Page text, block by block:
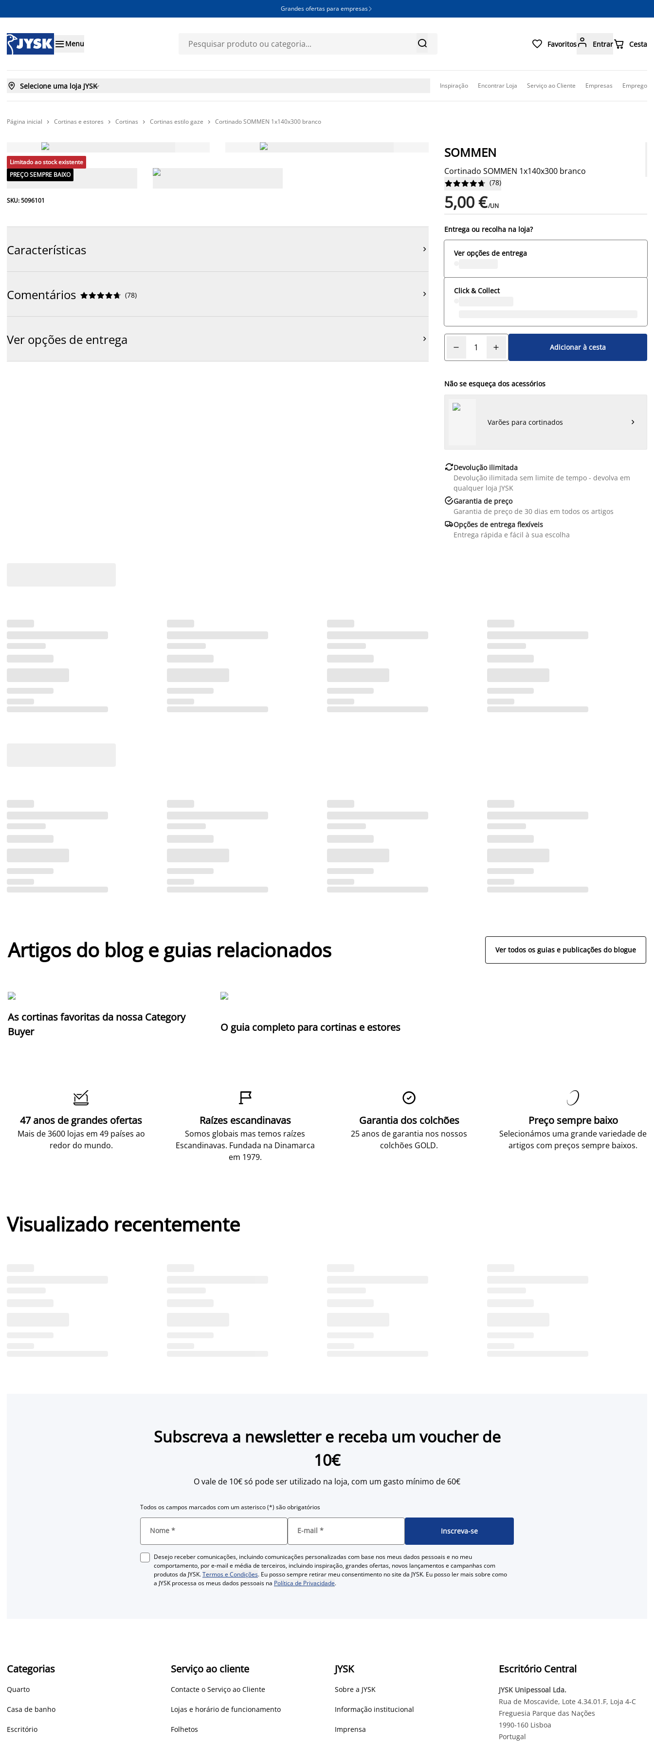
Grandes ofertas para empresas 
Menu   Favoritos Entrar Cesta
 Selecione uma loja JYSK Inspiração Encontrar Loja Serviço ao Cliente Empresas Emprego
Página inicial  Cortinas e estores  Cortinas  Cortinas estilo gaze  Cortinado SOMMEN 1x140x300 branco
Limitado ao stock existente
PREÇO SEMPRE BAIXO
SKU: 5096101
Características 
Comentários 




 (78) 
Ver opções de entrega 
SOMMEN
Cortinado SOMMEN 1x140x300 branco





 (78)
5,00 €/UN
Entrega ou recolha na loja?
Ver opções de entrega
Click & Collect
Adicionar à cesta
Não se esqueça dos acessórios
Varões para cortinados 
Devolução ilimitada
Devolução ilimitada sem limite de tempo - devolva em
qualquer loja JYSK
Garantia de preço
Garantia de preço de 30 dias em todos os artigos
Opções de entrega flexíveis
Entrega rápida e fácil à sua escolha
Artigos do blog e guias relacionados Ver todos os guias e publicações do blogue
As cortinas favoritas da nossa Category
Buyer
O guia completo para cortinas e estores

47 anos de grandes ofertas
Mais de 3600 lojas em 49 países ao
redor do mundo.

Raízes escandinavas
Somos globais mas temos raízes
Escandinavas. Fundada na Dinamarca
em 1979.

Garantia dos colchões
25 anos de garantia nos nossos
colchões GOLD.

Preço sempre baixo
Selecionámos uma grande variedade de
artigos com preços sempre baixos.
Visualizado recentemente
Subscreva a newsletter e receba um voucher de
10€
O vale de 10€ só pode ser utilizado na loja, com um gasto mínimo de 60€
Todos os campos marcados com um asterisco (*) são obrigatórios
Nome * E-mail * Inscreva-se
Desejo receber comunicações, incluindo comunicações personalizadas com base nos meus dados pessoais e no meu
comportamento, por e-mail e média de terceiros, incluindo inspiração, grandes ofertas, novos lançamentos e campanhas com
produtos da JYSK.Termos e Condições. Eu posso sempre retirar meu consentimento no site da JYSK. Eu posso ler mais sobre como
a JYSK processa os meus dados pessoais na Política de Privacidade.
Categorias
Quarto
Casa de banho
Escritório
Serviço ao cliente
Contacte o Serviço ao Cliente
Lojas e horário de funcionamento
Folhetos
JYSK
Sobre a JYSK
Informação institucional
Imprensa
Escritório Central
JYSK Unipessoal Lda.
Rua de Moscavide, Lote 4.34.01.F, Loja 4-C
Freguesia Parque das Nações
1990-160 Lisboa
Portugal